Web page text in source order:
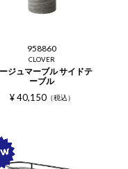
958860
CLOVER
ジュマーブル サイドテ
ーブル
¥ 40,150 税込